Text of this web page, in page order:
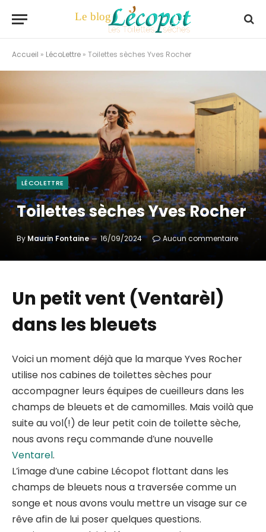
Accueil » LécoLettre » Toilettes sèches Yves Rocher
LÉCOLETTRE
Toilettes sèches Yves Rocher
By Maurin Fontaine 16/09/2024 Aucun commentaire
Un petit vent (Ventarèl)
dans les bleuets
Voici un moment déjà que la marque Yves Rocher
utilise nos cabines de toilettes sèches pour
accompagner leurs équipes de cueilleurs dans les
champs de bleuets et de camomilles. Mais voilà que
suite au vol(!) de leur petit coin de toilette sèche,
nous avons reçu commande d’une nouvelle
Ventarel.
L’image d’une cabine Lécopot flottant dans les
champs de bleuets nous a traversée comme un
songe et nous avons voulu mettre un visage sur ce
rêve afin de lui poser quelques questions.